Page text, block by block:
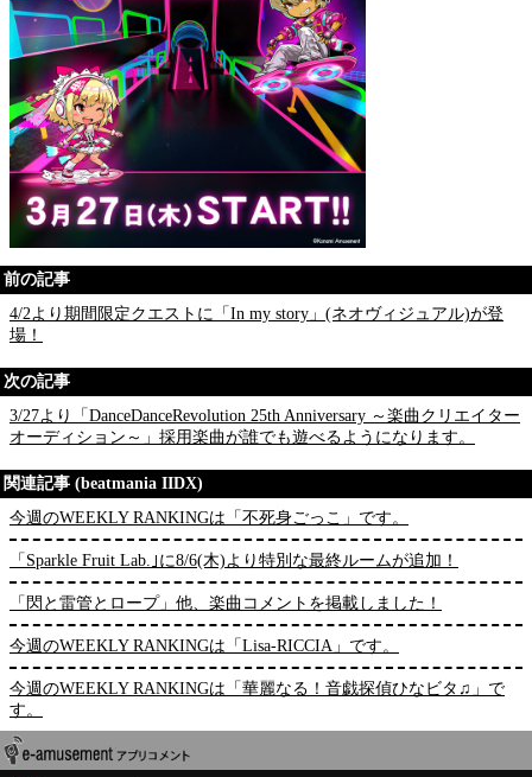
前の記事
4/2より期間限定クエストに「In my story」(ネオヴィジュアル)が登
場！
次の記事
3/27より「DanceDanceRevolution 25th Anniversary ～楽曲クリエイター
オーディション～」採用楽曲が誰でも遊べるようになります。
関連記事 (beatmania IIDX)
今週のWEEKLY RANKINGは「不死身ごっこ」です。
「Sparkle Fruit Lab.｣に8/6(木)より特別な最終ルームが追加！
「閃と雷管とロープ」他、楽曲コメントを掲載しました！
今週のWEEKLY RANKINGは「Lisa-RICCIA」です。
今週のWEEKLY RANKINGは「華麗なる！音戯探偵ひなビタ♫」で
す。